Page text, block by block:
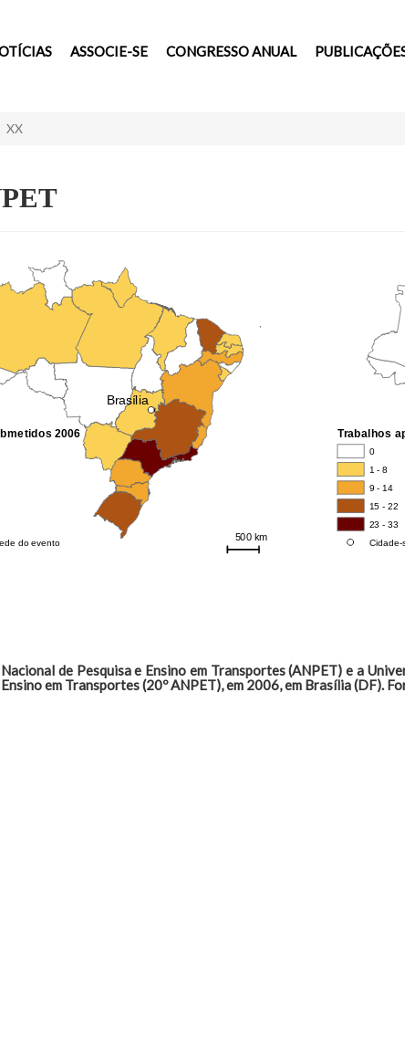
ASSOCIE-SE CONGRESSO ANUAL
XX
de Pesquisa e Ensino em Transportes (ANPET) e a
em Transportes (20º ANPET), em 2006, em Brasília (DF).